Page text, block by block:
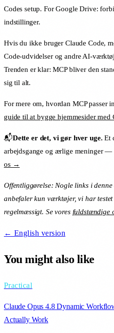
Codes setup. For Google Drive:
indstillinger.
Hvis du ikke bruger Claude Code,
Code-udvidelser og andre AI-
Trenden er klar: MCP bliver den
sig til alt.
For mere om, hvordan MCP passer
guide til at bygge hjemmesider med
📬Dette er det, vi gør hver uge. Et
arbejdsgange og ærlige meninger —
os →
Offentliggørelse: Nogle links i
anbefaler kun værktøjer, vi har
regelmæssigt. Se vores fuldstændige
← English version
You might also like
Practical
Claude Opus 4.8 Dynamic
Actually Work